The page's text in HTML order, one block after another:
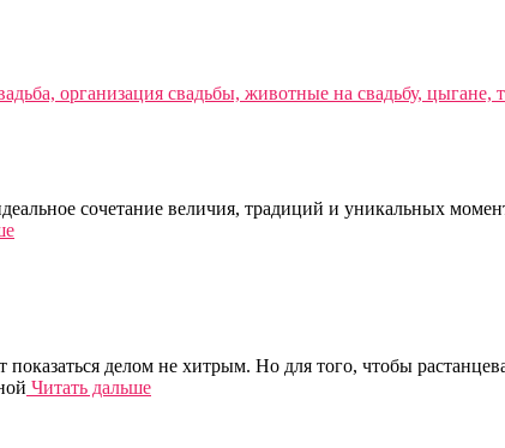
сочетание величия, традиций и уникальных
делом не хитрым. Но для того, чтобы
Читать дальше